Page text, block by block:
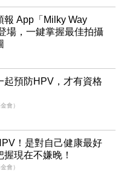
報 App「Milky Way
場，一鍵掌握最佳拍攝
起預防HPV，才有資格
會）
！是對自己健康最好
握現在不嫌晚！
會）